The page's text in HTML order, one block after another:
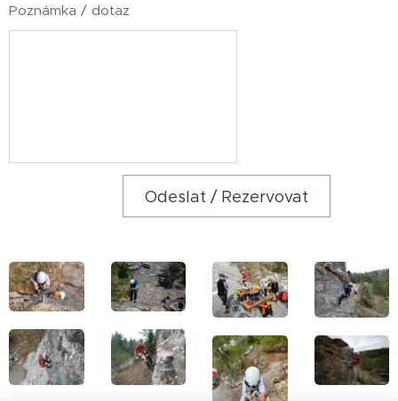
Poznámka / dotaz
Odeslat / Rezervovat